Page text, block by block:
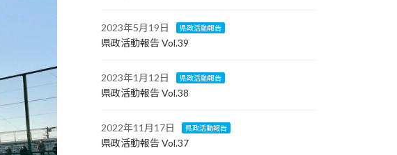
2023年5月19日 県政活動報告
県政活動報告 Vol.39
2023年1月12日 県政活動報告
県政活動報告 Vol.38
2022年11月17日 県政活動報告
県政活動報告 Vol.37